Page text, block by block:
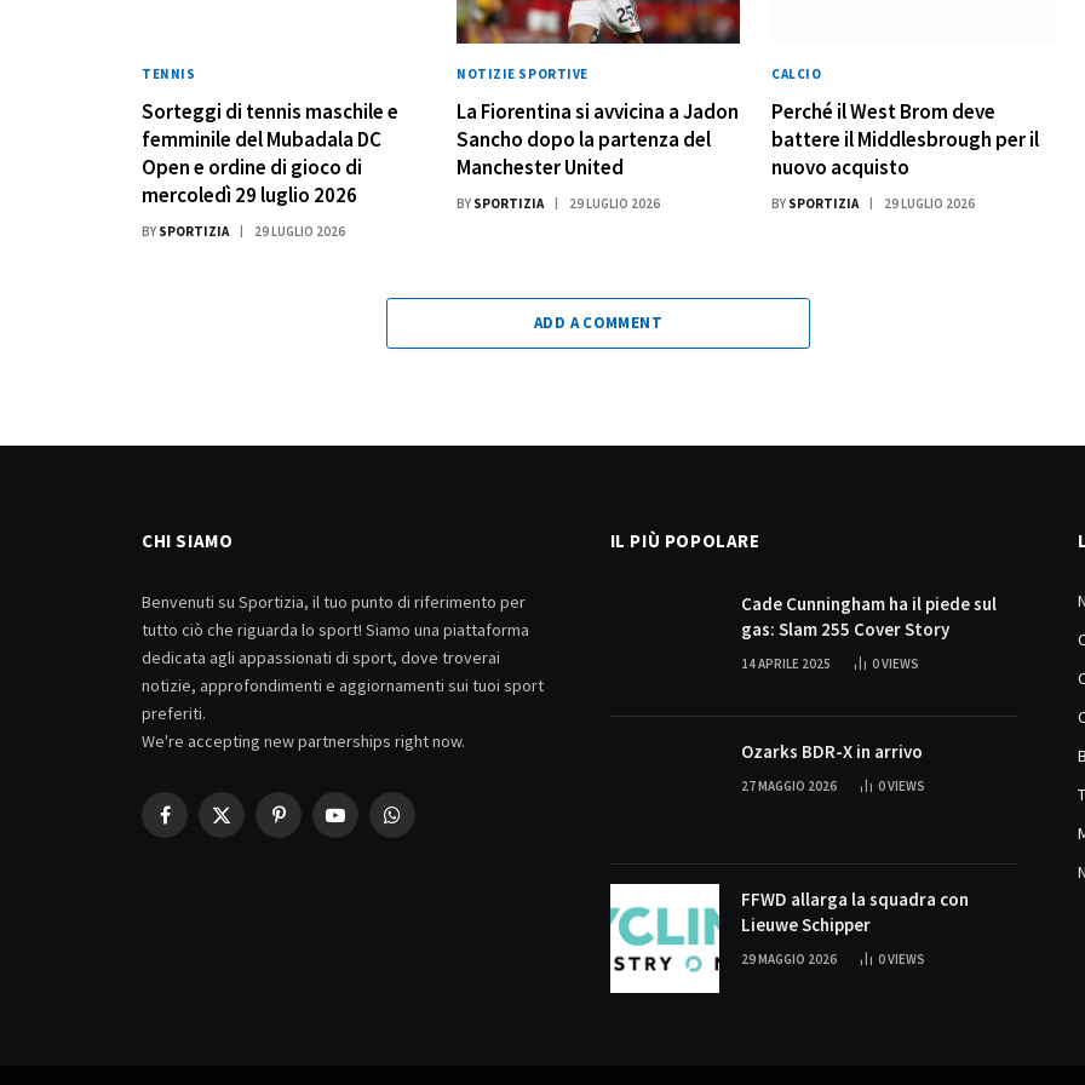
TENNIS
Sorteggi di tennis maschile e
femminile del Mubadala DC
Open e ordine di gioco di
mercoledì 29 luglio 2026
BY SPORTIZIA 29 LUGLIO 2026
NOTIZIE SPORTIVE
La Fiorentina si avvicina a Jadon
Sancho dopo la partenza del
Manchester United
BY SPORTIZIA 29 LUGLIO 2026
CALCIO
Perché il West Brom deve
battere il Middlesbrough per il
nuovo acquisto
BY SPORTIZIA 29 LUGLIO 2026
ADD A COMMENT
CHI SIAMO
Benvenuti su Sportizia, il tuo punto di riferimento per
tutto ciò che riguarda lo sport! Siamo una piattaforma
dedicata agli appassionati di sport, dove troverai
notizie, approfondimenti e aggiornamenti sui tuoi sport
preferiti.
We're accepting new partnerships right now.
Facebook
X
PinterestYouTubeWhatsApp
IL PIÙ POPOLARE
Cade Cunningham ha il piede sul
gas: Slam 255 Cover Story
14 APRILE 2025 0VIEWS
Ozarks BDR-X in arrivo
27 MAGGIO 2026 0VIEWS
FFWD allarga la squadra con
Lieuwe Schipper
29 MAGGIO 2026 0VIEWS